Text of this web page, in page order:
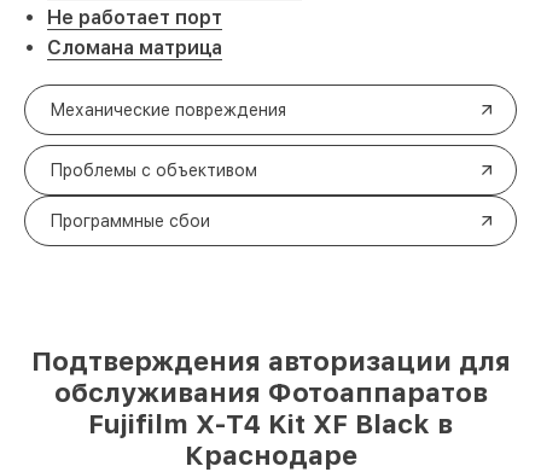
Не работает порт
Сломана матрица
Механические повреждения
Проблемы с объективом
Программные сбои
Подтверждения авторизации для
обслуживания Фотоаппаратов
Fujifilm X-T4 Kit XF Black в
Краснодаре